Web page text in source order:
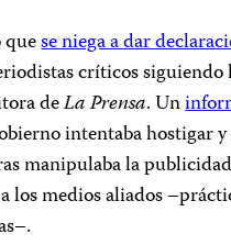
quese niega a dar
críticos
deLa Prensa. Un
intentaba hostigar
manipulaba la
los medios aliados